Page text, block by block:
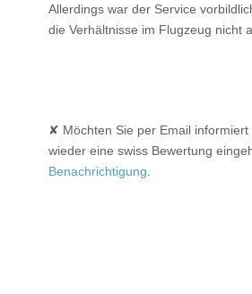
Allerdings war der Service
die Verhältnisse im Flugzeug nicht
✘ Möchten Sie per Email informiert
wieder eine swiss Bewertung
Benachrichtigung